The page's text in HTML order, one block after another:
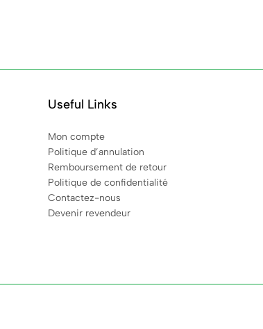
Useful Links
Mon compte
Politique d’annulation
Remboursement de retour
Politique de confidentialité
Contactez-nous
Devenir revendeur